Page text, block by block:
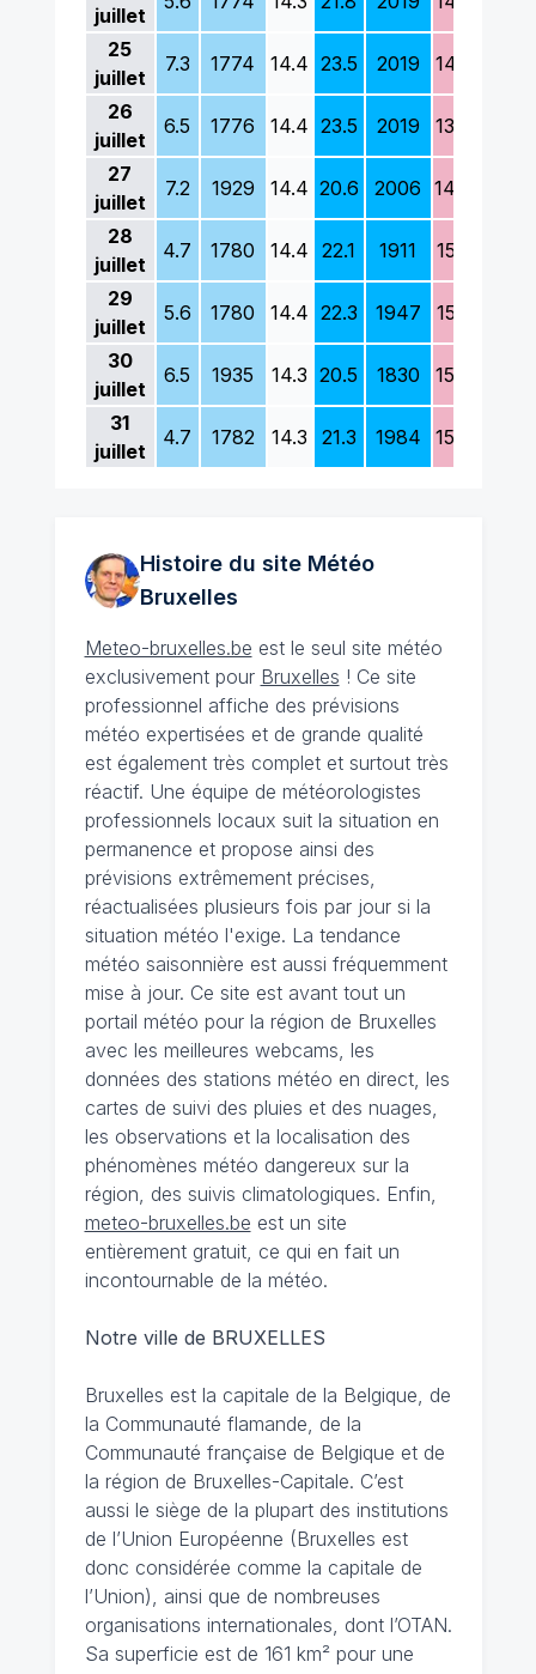
juillet
25
juillet
7.3 1774 14.4 23.5 2019 14.7
26
juillet
6.5 1776 14.4 23.5 2019 13.6
27
juillet
7.2 1929 14.4 20.6 2006 14.4
28
juillet
4.7 1780 14.4 22.1 1911 15.2
29
juillet
5.6 1780 14.4 22.3 1947 15.5
30
juillet
6.5 1935 14.3 20.5 1830 15.6
31
juillet
4.7 1782 14.3 21.3 1984 15.7
Histoire du site Météo
Bruxelles
Meteo-bruxelles.be est le seul site météo
exclusivement pour Bruxelles ! Ce site
professionnel affiche des prévisions
météo expertisées et de grande qualité
est également très complet et surtout très
réactif. Une équipe de météorologistes
professionnels locaux suit la situation en
permanence et propose ainsi des
prévisions extrêmement précises,
réactualisées plusieurs fois par jour si la
situation météo l'exige. La tendance
météo saisonnière est aussi fréquemment
mise à jour. Ce site est avant tout un
portail météo pour la région de Bruxelles
avec les meilleures webcams, les
données des stations météo en direct, les
cartes de suivi des pluies et des nuages,
les observations et la localisation des
phénomènes météo dangereux sur la
région, des suivis climatologiques. Enfin,
meteo-bruxelles.be est un site
entièrement gratuit, ce qui en fait un
incontournable de la météo.
Notre ville de BRUXELLES
Bruxelles est la capitale de la Belgique, de
la Communauté flamande, de la
Communauté française de Belgique et de
la région de Bruxelles-Capitale. C’est
aussi le siège de la plupart des institutions
de l’Union Européenne (Bruxelles est
donc considérée comme la capitale de
l’Union), ainsi que de nombreuses
organisations internationales, dont l’OTAN.
Sa superficie est de 161 km² pour une